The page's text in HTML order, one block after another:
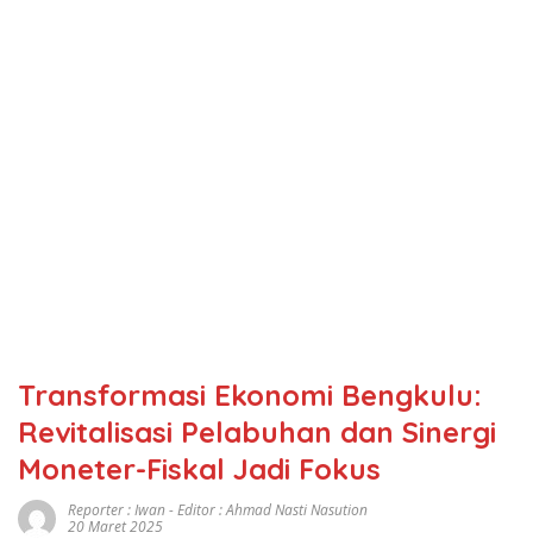
Transformasi Ekonomi Bengkulu:
Revitalisasi Pelabuhan dan Sinergi
Moneter-Fiskal Jadi Fokus
Reporter : Iwan - Editor : Ahmad Nasti Nasution
20 Maret 2025